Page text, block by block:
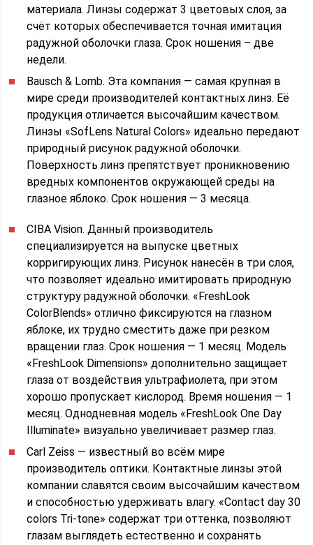
материала. Линзы содержат 3 цветовых слоя, за
счёт которых обеспечивается точная имитация
радужной оболочки глаза. Срок ношения – две
недели.
Bausch & Lomb. Эта компания — самая крупная в
мире среди производителей контактных линз. Её
продукция отличается высочайшим качеством.
Линзы «SofLens Natural Colors» идеально передают
природный рисунок радужной оболочки.
Поверхность линз препятствует проникновению
вредных компонентов окружающей среды на
глазное яблоко. Срок ношения — 3 месяца.
CIBA Vision. Данный производитель
специализируется на выпуске цветных
корригирующих линз. Рисунок нанесён в три слоя,
что позволяет идеально имитировать природную
структуру радужной оболочки. «FreshLook
ColorBlends» отлично фиксируются на глазном
яблоке, их трудно сместить даже при резком
вращении глаз. Срок ношения — 1 месяц. Модель
«FreshLook Dimensions» дополнительно защищает
глаза от воздействия ультрафиолета, при этом
хорошо пропускает кислород. Время ношения — 1
месяц. Однодневная модель «FreshLook One Day
Illuminate» визуально увеличивает размер глаз.
Carl Zeiss — известный во всём мире
производитель оптики. Контактные линзы этой
компании славятся своим высочайшим качеством
и способностью удерживать влагу. «Contact day 30
colors Tri-tone» содержат три оттенка, позволяют
глазам выглядеть естественно и сохранять